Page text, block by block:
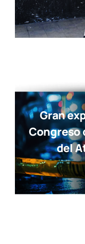
Gran
Congreso
del